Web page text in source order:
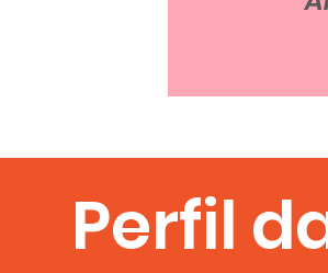
Perfil